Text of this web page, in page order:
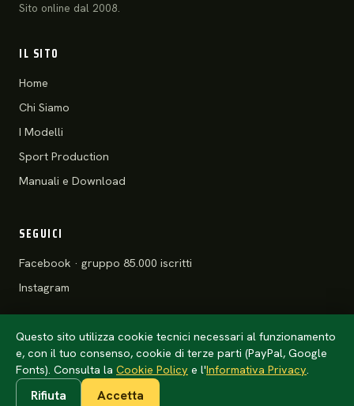
Sito online dal 2008.
IL SITO
Home
Chi Siamo
I Modelli
Sport Production
Manuali e Download
SEGUICI
Facebook · gruppo 85.000 iscritti
Instagram
© 2026 Motoclub 125 Stradali ASD Privacy Policy·Cookie Policy
Anteprima · l'anno della tessera arriva da
Questo sito utilizza cookie tecnici necessari al funzionamento
e, con il tuo consenso, cookie di terze parti (PayPal, Google
Fonts). Consulta la Cookie Policy e l'Informativa Privacy.
Rifiuta Accetta